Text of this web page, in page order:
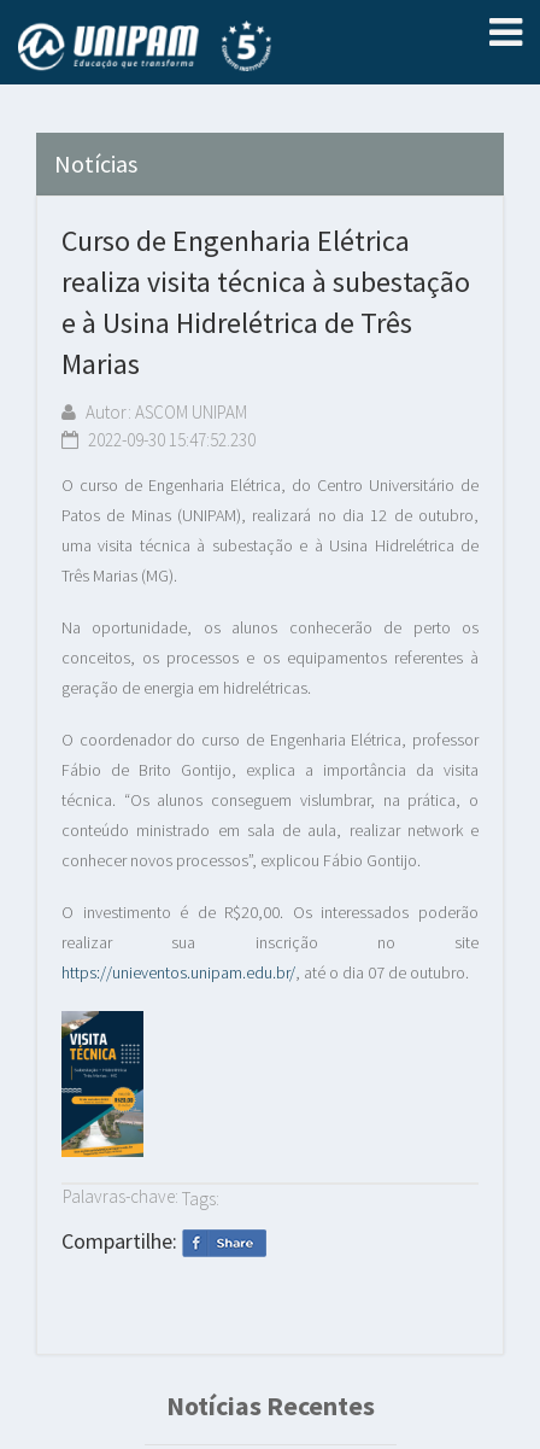
Notícias
Curso de Engenharia Elétrica
realiza visita técnica à subestação
e à Usina Hidrelétrica de Três
Marias
Autor: ASCOM UNIPAM
2022-09-30 15:47:52.230
O curso de Engenharia Elétrica, do Centro Universitário de
Patos de Minas (UNIPAM), realizará no dia 12 de outubro,
uma visita técnica à subestação e à Usina Hidrelétrica de
Três Marias (MG).
Na oportunidade, os alunos conhecerão de perto os
conceitos, os processos e os equipamentos referentes à
geração de energia em hidrelétricas.
O coordenador do curso de Engenharia Elétrica, professor
Fábio de Brito Gontijo, explica a importância da visita
técnica. “Os alunos conseguem vislumbrar, na prática, o
conteúdo ministrado em sala de aula, realizar network e
conhecer novos processos”, explicou Fábio Gontijo.
O investimento é de R$20,00. Os interessados poderão
realizar sua inscrição no site
https://unieventos.unipam.edu.br/, até o dia 07 de outubro.
Palavras-chave: Tags:
Compartilhe:
Notícias Recentes